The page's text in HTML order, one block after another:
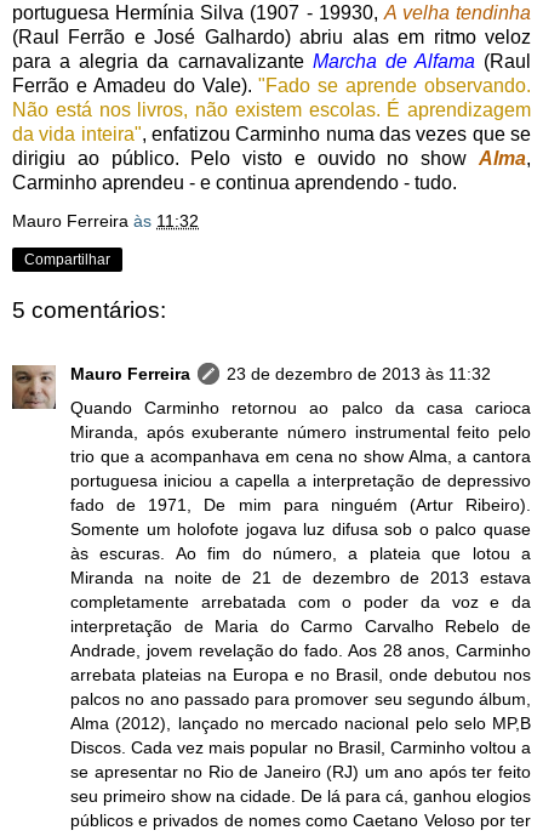
portuguesa Hermínia Silva (1907 - 19930, A velha tendinha
(Raul Ferrão e José Galhardo) abriu alas em ritmo veloz
para a alegria da carnavalizante Marcha de Alfama (Raul
Ferrão e Amadeu do Vale)."Fado se aprende observando.
Não está nos livros, não existem escolas. É aprendizagem
da vida inteira", enfatizou Carminho numa das vezes que se
dirigiu ao público. Pelo visto e ouvido no show Alma,
Carminho aprendeu - e continua aprendendo - tudo.
Mauro Ferreira às 11:32
Compartilhar
5 comentários:
Mauro Ferreira
23 de dezembro de 2013 às 11:32
Quando Carminho retornou ao palco da casa carioca
Miranda, após exuberante número instrumental feito pelo
trio que a acompanhava em cena no show Alma, a cantora
portuguesa iniciou a capella a interpretação de depressivo
fado de 1971, De mim para ninguém (Artur Ribeiro).
Somente um holofote jogava luz difusa sob o palco quase
às escuras. Ao fim do número, a plateia que lotou a
Miranda na noite de 21 de dezembro de 2013 estava
completamente arrebatada com o poder da voz e da
interpretação de Maria do Carmo Carvalho Rebelo de
Andrade, jovem revelação do fado. Aos 28 anos, Carminho
arrebata plateias na Europa e no Brasil, onde debutou nos
palcos no ano passado para promover seu segundo álbum,
Alma (2012), lançado no mercado nacional pelo selo MP,B
Discos. Cada vez mais popular no Brasil, Carminho voltou a
se apresentar no Rio de Janeiro (RJ) um ano após ter feito
seu primeiro show na cidade. De lá para cá, ganhou elogios
públicos e privados de nomes como Caetano Veloso por ter